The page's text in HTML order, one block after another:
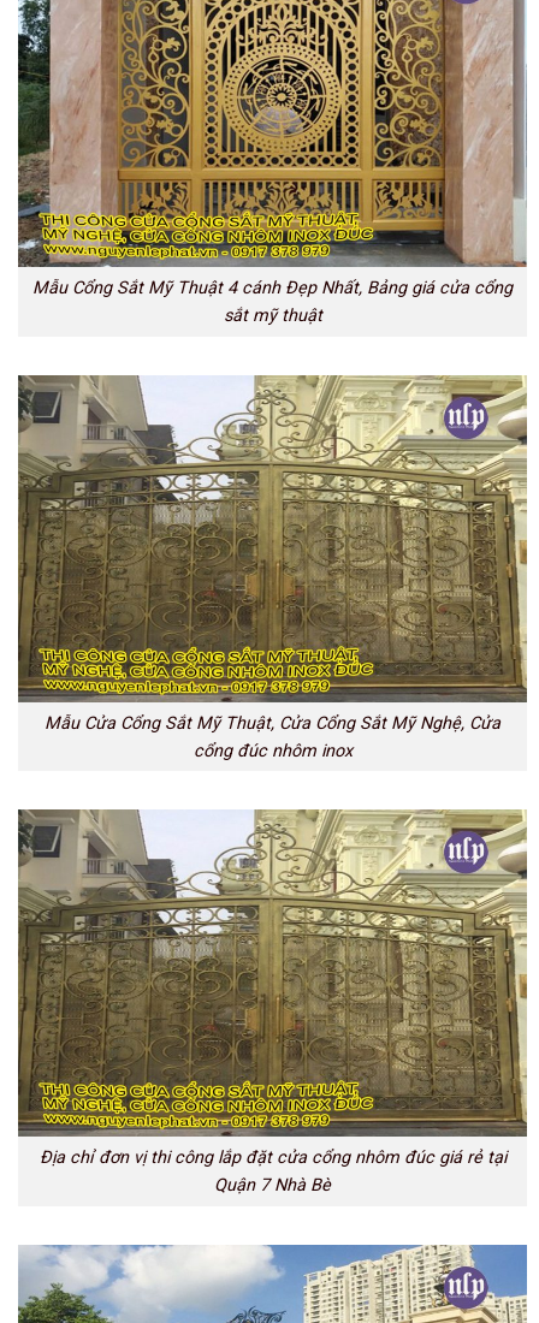
Mẫu Cổng Sắt Mỹ Thuật 4 cánh Đẹp Nhất, Bảng giá cửa cổng
sắt mỹ thuật
Mẫu Cửa Cổng Sắt Mỹ Thuật, Cửa Cổng Sắt Mỹ Nghệ, Cửa
cổng đúc nhôm inox
Địa chỉ đơn vị thi công lắp đặt cửa cổng nhôm đúc giá rẻ tại
Quận 7 Nhà Bè